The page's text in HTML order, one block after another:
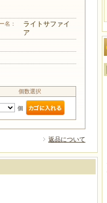
名：
ライトサファイ
ア
個数選択
個
返品について